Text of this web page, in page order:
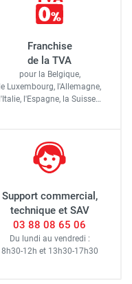
Franchise
de la TVA
pour la Belgique,
le Luxembourg, l'Allemagne,
l'Italie, l'Espagne, la Suisse…
Support commercial,
technique et SAV
03 88 08 65 06
Du lundi au vendredi :
8h30-12h et 13h30-17h30